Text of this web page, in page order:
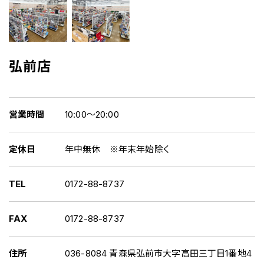
弘前店
営業時間 10:00～20:00
定休日 年中無休 ※年末年始除く
TEL 0172-88-8737
FAX 0172-88-8737
住所 036-8084 青森県弘前市大字高田三丁目1番地4